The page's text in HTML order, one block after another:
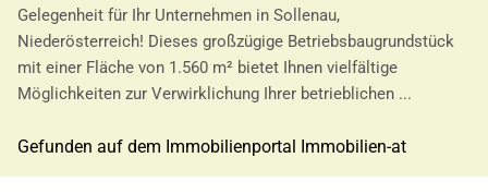
Gelegenheit für Ihr Unternehmen in Sollenau,
Niederösterreich! Dieses großzügige Betriebsbaugrundstück
mit einer Fläche von 1.560 m² bietet Ihnen vielfältige
Möglichkeiten zur Verwirklichung Ihrer betrieblichen ...
Gefunden auf dem Immobilienportal Immobilien-at